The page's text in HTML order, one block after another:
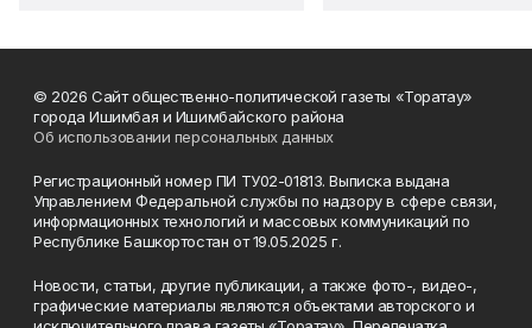
© 2026 Сайт общественно-политической газеты «Торатау»
города Ишимбая и Ишимбайского района
Об использовании персональных данных
Регистрационный номер ПИ ТУ02-01813. Выписка выдана
Управлением Федеральной службы по надзору в сфере связи,
информационных технологий и массовых коммуникаций по
Республике Башкортостан от 19.05.2025 г.
Новости, статьи, другие публикации, а также фото-, видео-,
графические материалы являются объектами авторского и